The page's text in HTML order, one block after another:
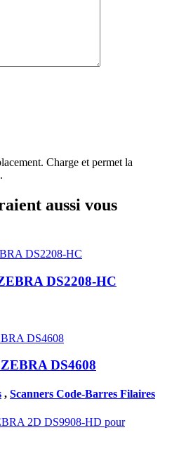
Charge et permet la
aussi vous
DS2208-HC
DS4608
, Scanners Code-Barres Filaires